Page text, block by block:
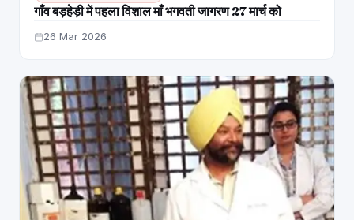
गाँव बड़हेड़ी में पहला विशाल माँ भगवती जागरण 27 मार्च को
26 Mar 2026